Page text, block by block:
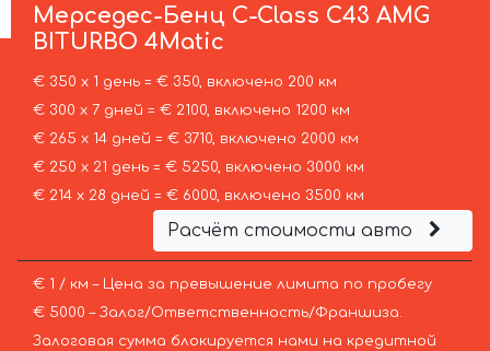
Мерседес-Бенц C-Class C43 AMG
BITURBO 4Matic
€ 350 х 1 день = € 350, включено 200 км
€ 300 х 7 дней = € 2100, включено 1200 км
€ 265 х 14 дней = € 3710, включено 2000 км
€ 250 х 21 день = € 5250, включено 3000 км
€ 214 х 28 дней = € 6000, включено 3500 км
Расчёт стоимости авто
€ 1 / км – Цена за превышение лимита по пробегу
€ 5000 – Залог/Ответственность/Франшиза.
Залоговая сумма блокируется нами на кредитной